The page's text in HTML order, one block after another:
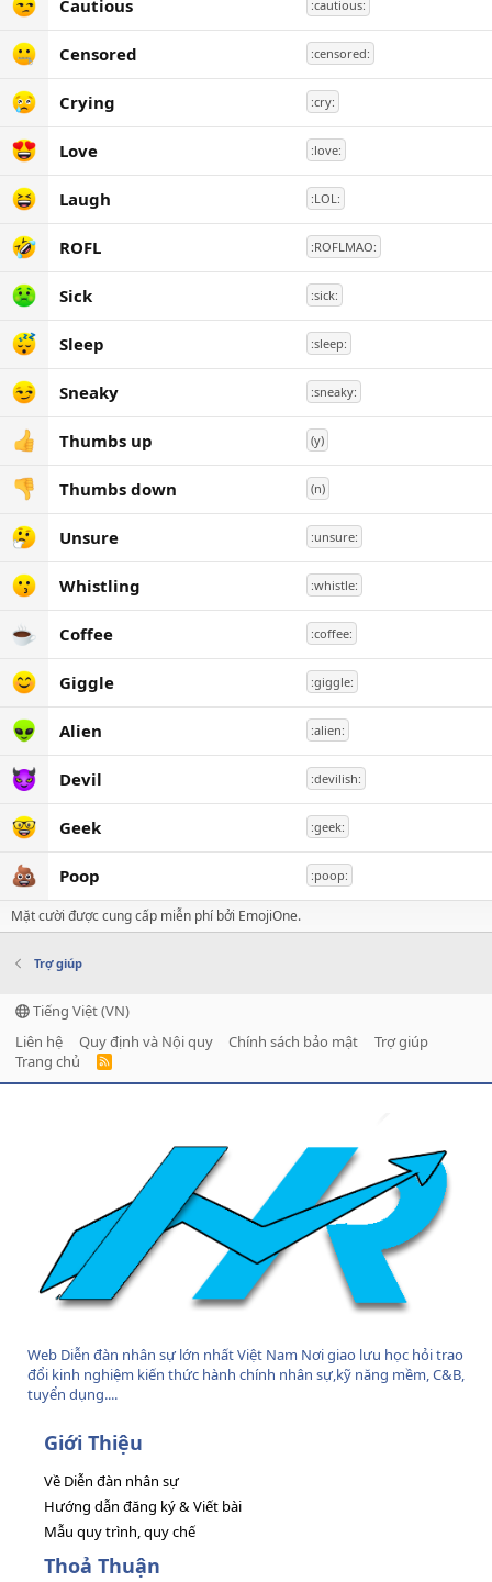
Cautious :cautious:
Censored :censored:
Crying :cry:
Love :love:
Laugh :LOL:
ROFL :ROFLMAO:
Sick :sick:
Sleep :sleep:
Sneaky :sneaky:
Thumbs up (y)
Thumbs down (n)
Unsure :unsure:
Whistling :whistle:
Coffee :coffee:
Giggle :giggle:
Alien :alien:
Devil :devilish:
Geek :geek:
Poop :poop:
Mặt cười được cung cấp miễn phí bởi EmojiOne.
Trợ giúp
Tiếng Việt (VN)
Liên hệ
Quy định và Nội quy Chính sách bảo mật
Trợ giúp
Trang chủ
R
Web Diễn đàn nhân sự lớn nhất Việt Nam Nơi giao lưu học hỏi trao
đổi kinh nghiệm kiến thức hành chính nhân sự,kỹ năng mềm, C&B,
tuyển dụng....
Giới Thiệu
Về Diễn đàn nhân sự
Hướng dẫn đăng ký & Viết bài
Mẫu quy trình, quy chế
Thoả Thuận